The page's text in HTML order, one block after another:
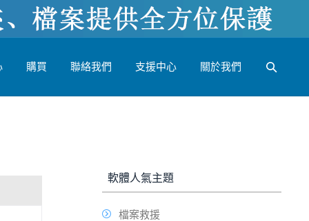
購買 聯絡我們 支援中心 關於我們
軟體人氣主題
檔案救援